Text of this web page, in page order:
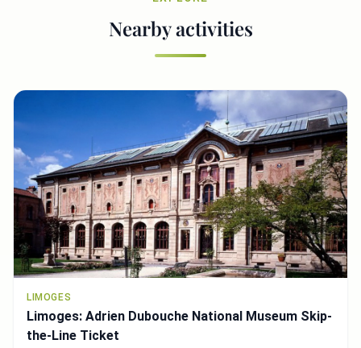
Nearby activities
LIMOGES
Limoges: Adrien Dubouche National Museum Skip-
the-Line Ticket